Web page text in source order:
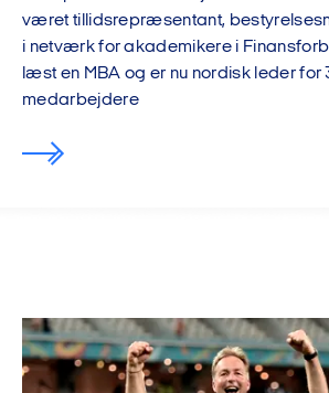
været tillidsrepræsentant,
i netværk for akademikere i
læst en MBA og er nu nordisk leder for
medarbejdere